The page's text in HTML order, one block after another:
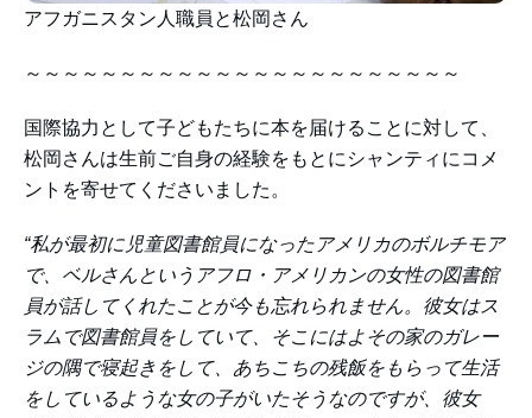
アフガニスタン人職員と松岡さん
～～～～～～～～～～～～～～～～～～～～～～～
国際協力として子どもたちに本を届けることに対して、
松岡さんは生前ご自身の経験をもとにシャンティにコメ
ントを寄せてくださいました。
“私が最初に児童図書館員になったアメリカのボルチモア
で、ベルさんというアフロ・アメリカンの女性の図書館
員が話してくれたことが今も忘れられません。彼女はス
ラムで図書館員をしていて、そこにはよその家のガレー
ジの隅で寝起きをして、あちこちの残飯をもらって生活
をしているような女の子がいたそうなのですが、彼女